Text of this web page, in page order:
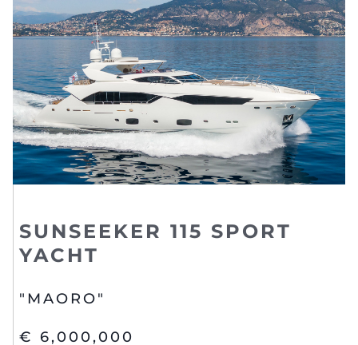
SUNSEEKER 115 SPORT
YACHT
"MAORO"
€ 6,000,000